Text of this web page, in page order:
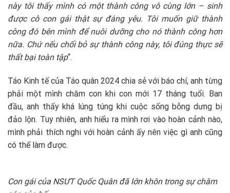
này tôi thấy mình có một thành công vô cùng lớn – sinh
được cô con gái thật sự đáng yêu. Tôi muốn giữ thành
công đó bên mình để nuôi dưỡng cho nó thành công hơn
nữa. Chứ nếu chối bỏ sự thành công này, tôi đúng thực sẽ
thất bại toàn tập“.
Táo Kinh tế của Táo quân 2024 chia sẻ với báo chí, anh từng
phải một mình chăm con khi con mới 17 tháng tuổi. Ban
đầu, anh thấy khá lúng túng khi cuộc sống bỗng dưng bị
đảo lộn. Tuy nhiên, anh hiểu ra mình rơi vào hoàn cảnh nào,
mình phải thích nghi với hoàn cảnh ấy nên việc gì anh cũng
có thể làm được.
Con gái của NSƯT Quốc Quân đã lớn khôn trong sự chăm